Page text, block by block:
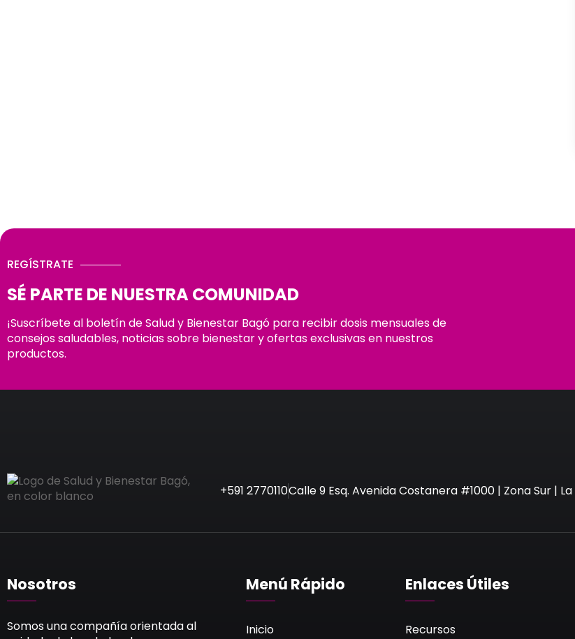
REGÍSTRATE
SÉ PARTE DE NUESTRA COMUNIDAD
¡Suscríbete al boletín de Salud y Bienestar Bagó para recibir dosis mensuales de
consejos saludables, noticias sobre bienestar y ofertas exclusivas en nuestros
productos.
+591 2770110Calle 9 Esq. Avenida Costanera #1000 | Zona Sur | La
Nosotros
Somos una compañía orientada al
Menú Rápido
Inicio
Enlaces Útiles
Recursos